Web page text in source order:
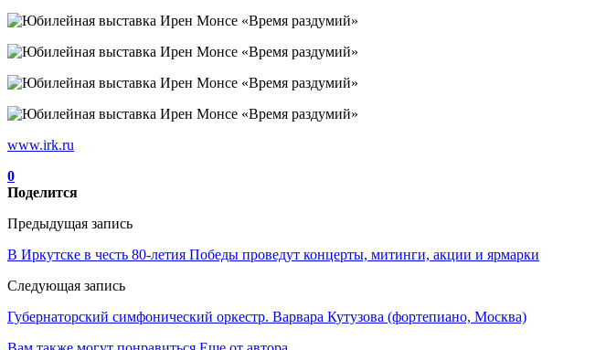
www.irk.ru
0
Поделится
Предыдущая запись
В Иркутске в честь 80-летия Победы проведут концерты, митинги, акции и ярмарки
Следующая запись
Губернаторский симфонический оркестр. Варвара Кутузова (фортепиано, Москва)